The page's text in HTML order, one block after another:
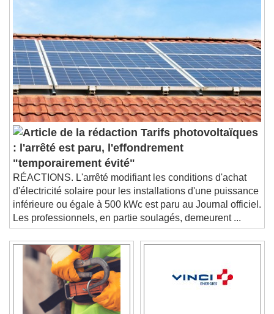
Tarifs photovoltaïques
: l'arrêté est paru, l'effondrement
"temporairement évité"
RÉACTIONS. L'arrêté modifiant les conditions d'achat
d'électricité solaire pour les installations d'une puissance
inférieure ou égale à 500 kWc est paru au Journal officiel.
Les professionnels, en partie soulagés, demeurent ...